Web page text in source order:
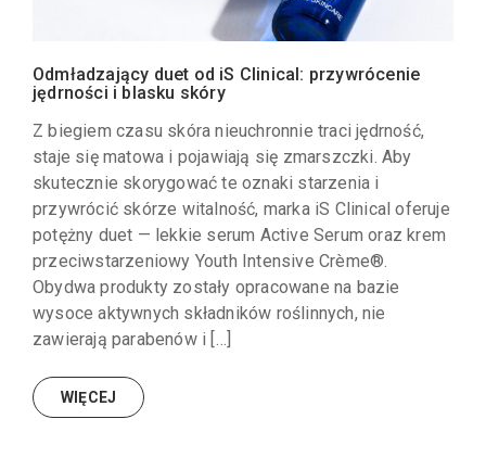
Odmładzający duet od iS Clinical: przywrócenie
jędrności i blasku skóry
Z biegiem czasu skóra nieuchronnie traci jędrność,
staje się matowa i pojawiają się zmarszczki. Aby
skutecznie skorygować te oznaki starzenia i
przywrócić skórze witalność, marka iS Clinical oferuje
potężny duet — lekkie serum Active Serum oraz krem
przeciwstarzeniowy Youth Intensive Crème®.
Obydwa produkty zostały opracowane na bazie
wysoce aktywnych składników roślinnych, nie
zawierają parabenów i […]
WIĘCEJ